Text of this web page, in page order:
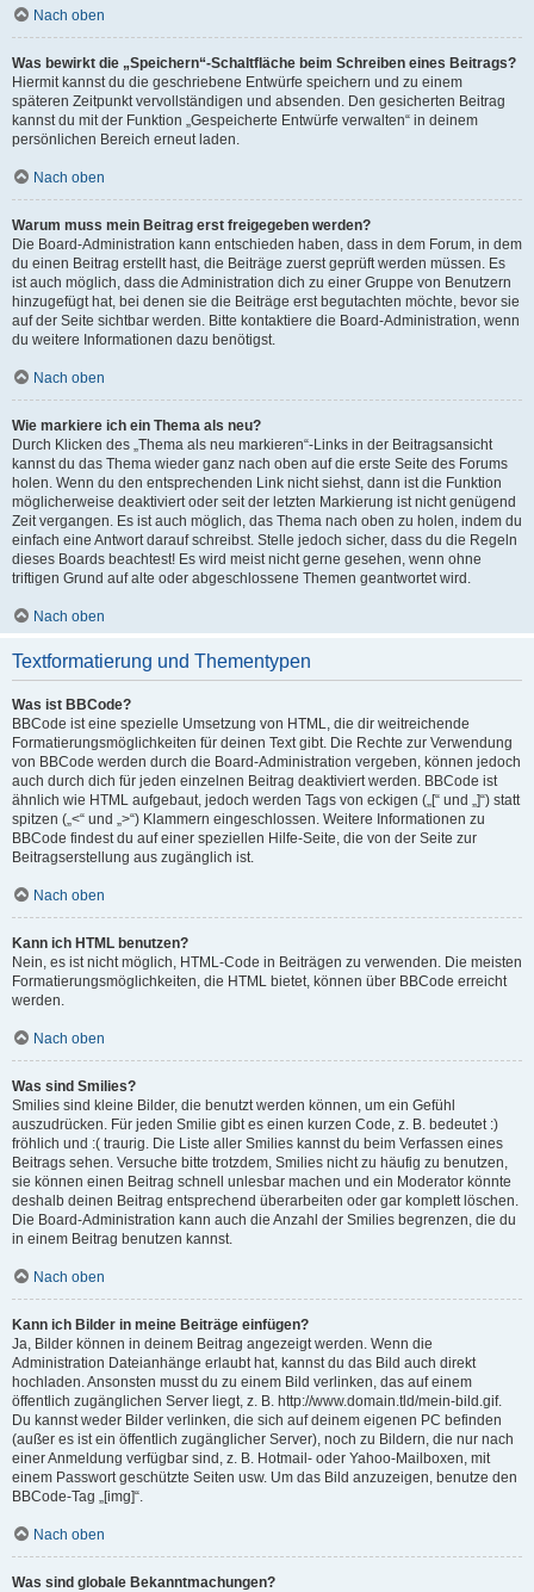
Nach oben
Was bewirkt die „Speichern“-Schaltfläche beim Schreiben eines Beitrags?
Hiermit kannst du die geschriebene Entwürfe speichern und zu einem
späteren Zeitpunkt vervollständigen und absenden. Den gesicherten Beitrag
kannst du mit der Funktion „Gespeicherte Entwürfe verwalten“ in deinem
persönlichen Bereich erneut laden.
Nach oben
Warum muss mein Beitrag erst freigegeben werden?
Die Board-Administration kann entschieden haben, dass in dem Forum, in dem
du einen Beitrag erstellt hast, die Beiträge zuerst geprüft werden müssen. Es
ist auch möglich, dass die Administration dich zu einer Gruppe von Benutzern
hinzugefügt hat, bei denen sie die Beiträge erst begutachten möchte, bevor sie
auf der Seite sichtbar werden. Bitte kontaktiere die Board-Administration, wenn
du weitere Informationen dazu benötigst.
Nach oben
Wie markiere ich ein Thema als neu?
Durch Klicken des „Thema als neu markieren“-Links in der Beitragsansicht
kannst du das Thema wieder ganz nach oben auf die erste Seite des Forums
holen. Wenn du den entsprechenden Link nicht siehst, dann ist die Funktion
möglicherweise deaktiviert oder seit der letzten Markierung ist nicht genügend
Zeit vergangen. Es ist auch möglich, das Thema nach oben zu holen, indem du
einfach eine Antwort darauf schreibst. Stelle jedoch sicher, dass du die Regeln
dieses Boards beachtest! Es wird meist nicht gerne gesehen, wenn ohne
triftigen Grund auf alte oder abgeschlossene Themen geantwortet wird.
Nach oben
Textformatierung und Thementypen
Was ist BBCode?
BBCode ist eine spezielle Umsetzung von HTML, die dir weitreichende
Formatierungsmöglichkeiten für deinen Text gibt. Die Rechte zur Verwendung
von BBCode werden durch die Board-Administration vergeben, können jedoch
auch durch dich für jeden einzelnen Beitrag deaktiviert werden. BBCode ist
ähnlich wie HTML aufgebaut, jedoch werden Tags von eckigen („[“ und „]“) statt
spitzen („<“ und „>“) Klammern eingeschlossen. Weitere Informationen zu
BBCode findest du auf einer speziellen Hilfe-Seite, die von der Seite zur
Beitragserstellung aus zugänglich ist.
Nach oben
Kann ich HTML benutzen?
Nein, es ist nicht möglich, HTML-Code in Beiträgen zu verwenden. Die meisten
Formatierungsmöglichkeiten, die HTML bietet, können über BBCode erreicht
werden.
Nach oben
Was sind Smilies?
Smilies sind kleine Bilder, die benutzt werden können, um ein Gefühl
auszudrücken. Für jeden Smilie gibt es einen kurzen Code, z. B. bedeutet :)
fröhlich und :( traurig. Die Liste aller Smilies kannst du beim Verfassen eines
Beitrags sehen. Versuche bitte trotzdem, Smilies nicht zu häufig zu benutzen,
sie können einen Beitrag schnell unlesbar machen und ein Moderator könnte
deshalb deinen Beitrag entsprechend überarbeiten oder gar komplett löschen.
Die Board-Administration kann auch die Anzahl der Smilies begrenzen, die du
in einem Beitrag benutzen kannst.
Nach oben
Kann ich Bilder in meine Beiträge einfügen?
Ja, Bilder können in deinem Beitrag angezeigt werden. Wenn die
Administration Dateianhänge erlaubt hat, kannst du das Bild auch direkt
hochladen. Ansonsten musst du zu einem Bild verlinken, das auf einem
öffentlich zugänglichen Server liegt, z. B. http://www.domain.tld/mein-bild.gif.
Du kannst weder Bilder verlinken, die sich auf deinem eigenen PC befinden
(außer es ist ein öffentlich zugänglicher Server), noch zu Bildern, die nur nach
einer Anmeldung verfügbar sind, z. B. Hotmail- oder Yahoo-Mailboxen, mit
einem Passwort geschützte Seiten usw. Um das Bild anzuzeigen, benutze den
BBCode-Tag „[img]“.
Nach oben
Was sind globale Bekanntmachungen?